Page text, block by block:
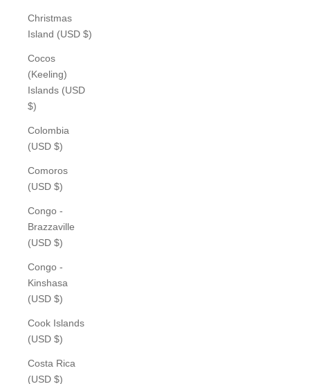
Christmas
Island (USD $)
Cocos
(Keeling)
Islands (USD
$)
Colombia
(USD $)
Comoros
(USD $)
Congo -
Brazzaville
(USD $)
Congo -
Kinshasa
(USD $)
Cook Islands
(USD $)
Costa Rica
(USD $)